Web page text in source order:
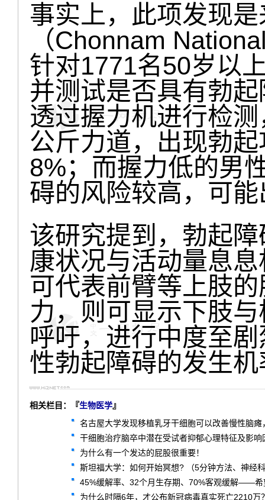
事实上，此项发现
（Chonnam
针对1771名50岁以
并测试是否具有勃
透过握力机进行检
公斤力道，出现勃
8%；而握力低的男
碍的风险较高，可
该研究提到，勃起
康状况与活动量息
可代表前臂等上肢
力，则可显示下肢
呼吁，进行中度至
性勃起障碍的发生机
相关栏目：『生物医学』
名古屋大学发现移植乳牙干细胞可以改善慢性脑
干细胞治疗脑卒中潜在受试者抑郁心理特征及影
为什么有一个发达的屁股很重要！
斯坦福大学：如何开始冥想? （5分钟方法、神经
45%缓解率、32个月生存期、70%客观缓解——希
为什么时隔6年，才公布新冠病毒真实死亡2210万